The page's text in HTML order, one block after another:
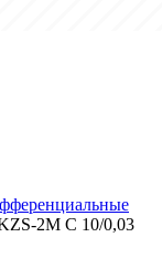
2M C 10/0,03